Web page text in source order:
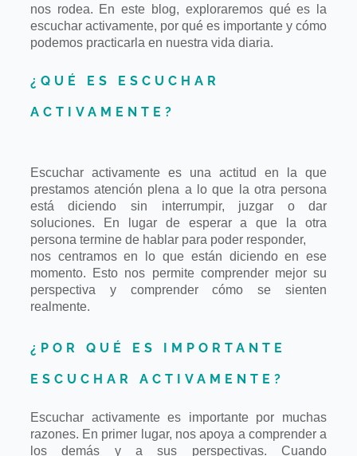
nos rodea. En este blog, exploraremos qué es la
escuchar activamente, por qué es importante y cómo
podemos practicarla en nuestra vida diaria.
¿QUÉ ES ESCUCHAR
ACTIVAMENTE?
Escuchar activamente es una actitud en la que
prestamos atención plena a
lo que la otra persona
está diciendo sin interrumpir, juzgar o dar
soluciones. En
lugar de esperar a que la otra
persona termine de hablar para poder responder,
nos centramos en lo que están diciendo en ese
momento. Esto nos permite comprender mejor su
perspectiva y comprender cómo se sienten
realmente.
¿POR QUÉ ES IMPORTANTE
ESCUCHAR ACTIVAMENTE?
Escuchar activamente es importante por muchas
razones. En primer lugar, nos apoya a comprender a
los demás y a sus perspectivas. Cuando